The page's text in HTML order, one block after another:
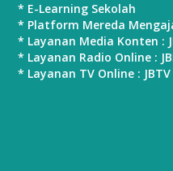
* E-Learning Sekolah
* Platform Mereda
* Layanan Media Konten :
* Layanan Radio Online :
* Layanan TV Online : JBTV